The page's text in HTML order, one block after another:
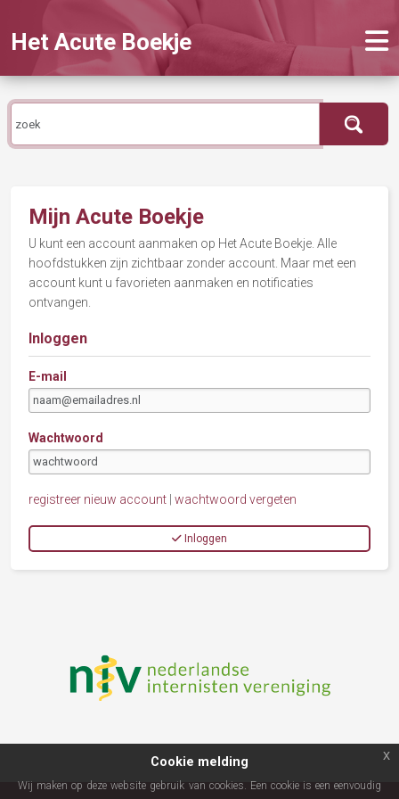
Het Acute Boekje
Mijn Acute Boekje
U kunt een account aanmaken op Het Acute Boekje. Alle
hoofdstukken zijn zichtbaar zonder account. Maar met een
account kunt u favorieten aanmaken en notificaties
ontvangen.
Inloggen
E-mail
Wachtwoord
registreer nieuw account wachtwoord vergeten
Inloggen
Cookie melding
Wij maken op deze website gebruik van cookies. Een cookie is een eenvoudig
x